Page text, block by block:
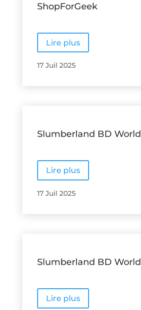
ShopForGeek
Lire plus
17 Juil 2025
Slumberland BD World
Lire plus
17 Juil 2025
Slumberland BD World
Lire plus